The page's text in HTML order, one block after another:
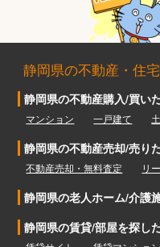
静岡県の不動産・住
静岡県の不動産購入/買い
マンション 一戸建て
静岡県の不動産売却/売り
不動産売却・無料査定 リ
静岡県の老人ホーム/介護
静岡県の賃貸/部屋を探し